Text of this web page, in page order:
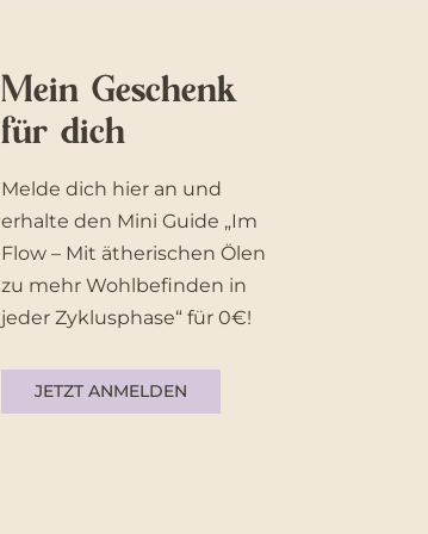
Mein Geschenk
für dich
Melde dich hier an und
erhalte den Mini Guide „Im
Flow – Mit ätherischen Ölen
zu mehr Wohlbefinden in
jeder Zyklusphase“ für 0€!
JETZT ANMELDEN